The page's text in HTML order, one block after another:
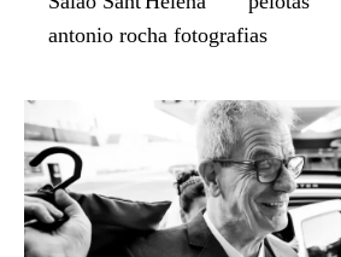
antonio rocha fotografias